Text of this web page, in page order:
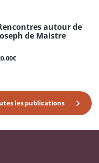
autour de
de Maistre
les publications